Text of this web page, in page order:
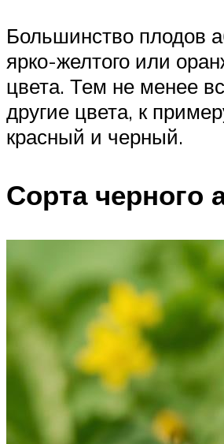
Большинство плодов
ярко-желтого или
цвета. Тем не менее
другие цвета, к
красный и черный.
Сорта черного